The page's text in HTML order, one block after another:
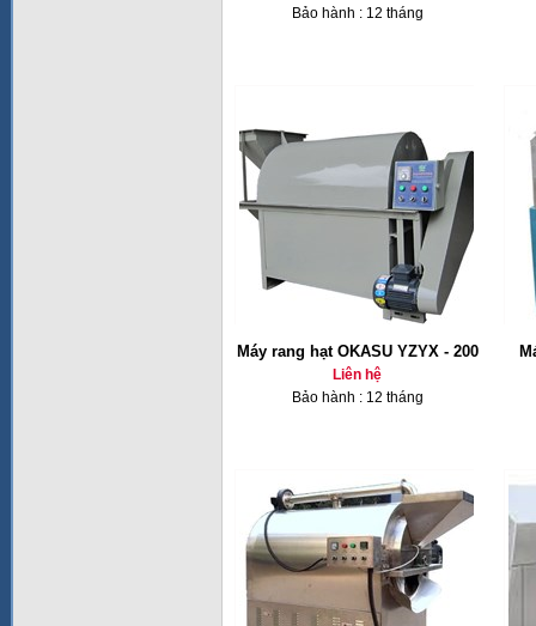
Bảo hành : 12 tháng
Máy rang hạt OKASU YZYX - 200
Liên hệ
Bảo hành : 12 tháng